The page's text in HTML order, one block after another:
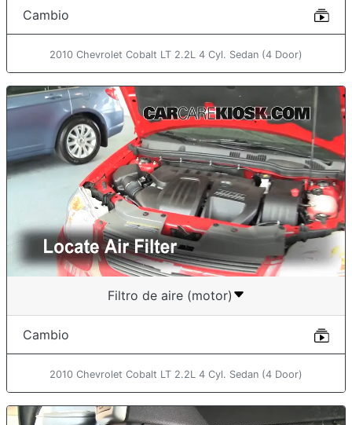
Cambio
2010 Chevrolet Cobalt LT 2.2L 4 Cyl. Sedan (4 Door)
Filtro de aire (motor)
Cambio
2010 Chevrolet Cobalt LT 2.2L 4 Cyl. Sedan (4 Door)